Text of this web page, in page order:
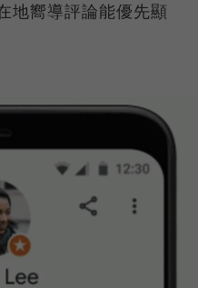
地嚮導評論能優先顯